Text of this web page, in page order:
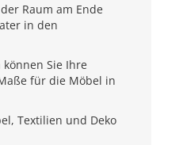
Raum am Ende
in den
Sie Ihre
für die Möbel in
Textilien und Deko